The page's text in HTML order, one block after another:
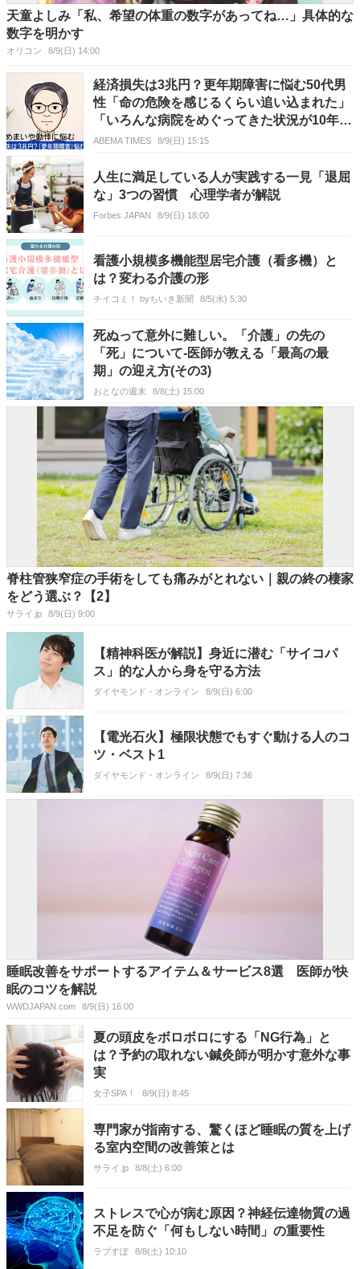
天童よしみ「私、希望の体重の数字があってね…」具体的な
数字を明かす
オリコン 8/9(日) 14:00
経済損失は3兆円？更年期障害に悩む50代男
性「命の危険を感じるくらい追い込まれた」
「いろんな病院をめぐってきた状況が10年続
いた」“ゆらぎ世代”の本音と社会の支え方
ABEMA TIMES 8/9(日) 15:15
人生に満足している人が実践する一見「退屈
な」3つの習慣 心理学者が解説
Forbes JAPAN 8/9(日) 18:00
看護小規模多機能型居宅介護（看多機）と
は？変わる介護の形
チイコミ！ byちいき新聞 8/5(水) 5:30
死ぬって意外に難しい。「介護」の先の
「死」について-医師が教える「最高の最
期」の迎え方(その3)
おとなの週末 8/8(土) 15:00
脊柱管狭窄症の手術をしても痛みがとれない｜親の終の棲家
をどう選ぶ？【2】
サライ.jp 8/9(日) 9:00
【精神科医が解説】身近に潜む「サイコパ
ス」的な人から身を守る方法
ダイヤモンド・オンライン 8/9(日) 6:00
【電光石火】極限状態でもすぐ動ける人のコ
ツ・ベスト1
ダイヤモンド・オンライン 8/9(日) 7:36
睡眠改善をサポートするアイテム＆サービス8選 医師が快
眠のコツを解説
WWDJAPAN.com 8/9(日) 16:00
夏の頭皮をボロボロにする「NG行為」と
は？予約の取れない鍼灸師が明かす意外な事
実
女子SPA！ 8/9(日) 8:45
専門家が指南する、驚くほど睡眠の質を上げ
る室内空間の改善策とは
サライ.jp 8/8(土) 6:00
ストレスで心が病む原因？神経伝達物質の過
不足を防ぐ「何もしない時間」の重要性
ラブすぽ 8/8(土) 10:10